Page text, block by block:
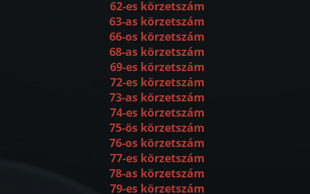
62-es körzetszám
63-as körzetszám
66-os körzetszám
68-as körzetszám
69-es körzetszám
72-es körzetszám
73-as körzetszám
74-es körzetszám
75-ös körzetszám
76-os körzetszám
77-es körzetszám
78-as körzetszám
79-es körzetszám